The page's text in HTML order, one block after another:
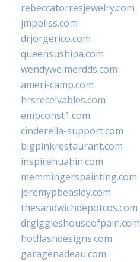
rebeccatorresjewelry.com
jmpbliss.com
drjorgerico.com
queensushipa.com
wendyweimerdds.com
ameri-camp.com
hrsreceivables.com
empconst1.com
cinderella-support.com
bigpinkrestaurant.com
inspirehuahin.com
memmingerspainting.com
jeremypbeasley.com
thesandwichdepotcos.com
drgiggleshouseofpain.com
hotflashdesigns.com
garagenadeau.com